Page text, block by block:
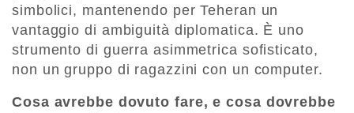
simbolici, mantenendo per Teheran un
vantaggio di ambiguità diplomatica. È uno
strumento di guerra asimmetrica sofisticato,
non un gruppo di ragazzini con un computer.
Cosa avrebbe dovuto fare, e cosa dovrebbe